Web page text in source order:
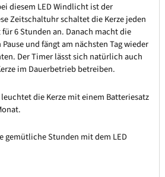
diesem LED Windlicht ist der
Zeitschaltuhr schaltet die Kerze jeden
6 Stunden an. Danach macht die
und fängt am nächsten Tag wieder
Der Timer lässt sich natürlich auch
im Dauerbetrieb betreiben.
die Kerze mit einem Batteriesatz
gemütliche Stunden mit dem LED